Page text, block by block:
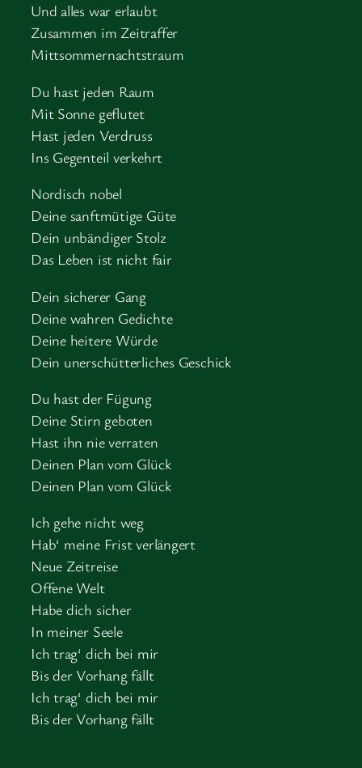
Und alles war erlaubt
Zusammen im Zeitraffer
Mittsommernachtstraum
Du hast jeden Raum
Mit Sonne geflutet
Hast jeden Verdruss
Ins Gegenteil verkehrt
Nordisch nobel
Deine sanftmütige Güte
Dein unbändiger Stolz
Das Leben ist nicht fair
Dein sicherer Gang
Deine wahren Gedichte
Deine heitere Würde
Dein unerschütterliches Geschick
Du hast der Fügung
Deine Stirn geboten
Hast ihn nie verraten
Deinen Plan vom Glück
Deinen Plan vom Glück
Ich gehe nicht weg
Hab‘ meine Frist verlängert
Neue Zeitreise
Offene Welt
Habe dich sicher
In meiner Seele
Ich trag‘ dich bei mir
Bis der Vorhang fällt
Ich trag‘ dich bei mir
Bis der Vorhang fällt